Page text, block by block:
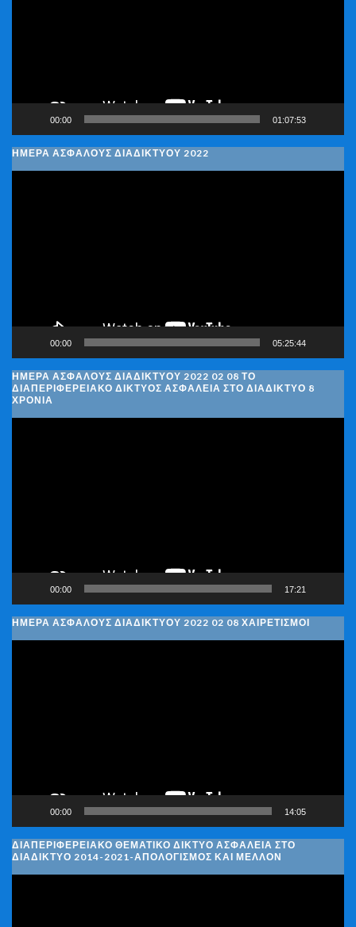
00:00 01:07:53
ΗΜΕΡΑ ΑΣΦΑΛΟΥΣ ΔΙΑΔΙΚΤΥΟΥ 2022
00:00 05:25:44
ΗΜΈΡΑ ΑΣΦΑΛΟΎΣ ΔΙΑΔΙΚΤΎΟΥ 2022 02 08 ΤΟ
ΔΙΑΠΕΡΙΦΕΡΕΙΑΚΌ ΔΊΚΤΥΟΣ ΑΣΦΆΛΕΙΑ ΣΤΟ ΔΙΑΔΊΚΤΥΟ 8
ΧΡΌΝΙΑ
00:00 17:21
ΗΜΈΡΑ ΑΣΦΑΛΟΎΣ ΔΙΑΔΙΚΤΎΟΥ 2022 02 08 ΧΑΙΡΕΤΙΣΜΟΊ
00:00 14:05
ΔΙΑΠΕΡΙΦΕΡΕΙΑΚΌ ΘΕΜΑΤΙΚΌ ΔΊΚΤΥΟ ΑΣΦΆΛΕΙΑ ΣΤΟ
ΔΙΑΔΊΚΤΥΟ 2014-2021-ΑΠΟΛΟΓΙΣΜΌΣ ΚΑΙ ΜΈΛΛΟΝ